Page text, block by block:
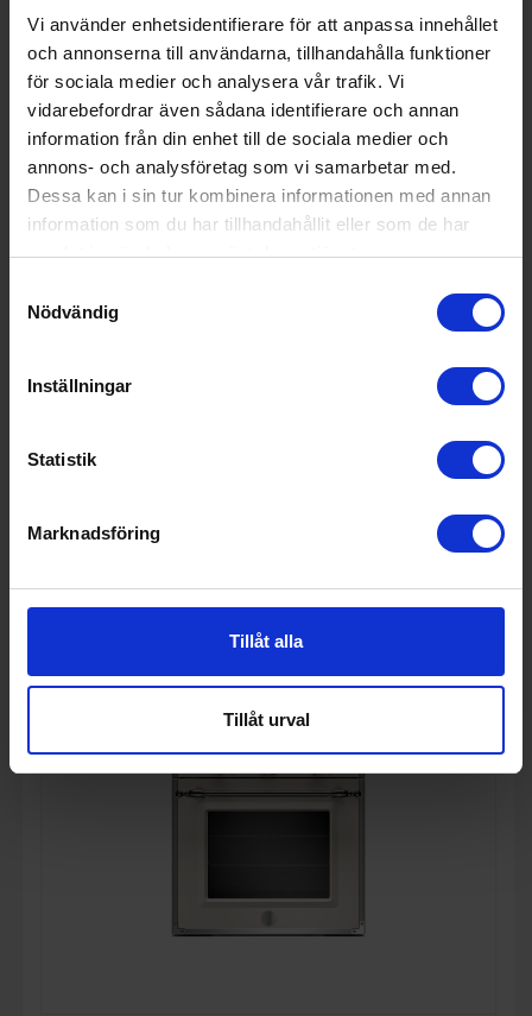
Vi använder enhetsidentifierare för att anpassa innehållet
och annonserna till användarna, tillhandahålla funktioner
för sociala medier och analysera vår trafik. Vi
vidarebefordrar även sådana identifierare och annan
information från din enhet till de sociala medier och
annons- och analysföretag som vi samarbetar med.
Dessa kan i sin tur kombinera informationen med annan
information som du har tillhandahållit eller som de har
samlat in när du har använt deras tjänster.
Nödvändig
Inställningar
Statistik
Marknadsföring
Tillåt alla
Tillåt urval
BertazzoniF609MODESX Inbyggnadsugn 60cm Rostfritt Stål
Rengöring i ugn: Svart slät emalj
11 495:-
KÖP